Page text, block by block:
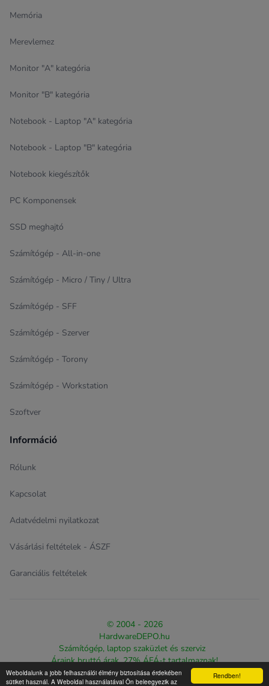
Rendben!
Weboldalunk a jobb felhasználói élmény biztosítása érdekében
sütiket használ. A Weboldal használatával Ön beleegyezik az
Memória
Merevlemez
Monitor "A" kategória
Monitor "B" kategória
Notebook - Laptop "A" kategória
Notebook - Laptop "B" kategória
Notebook kiegészítők
PC Komponensek
SSD meghajtó
Számítógép - All-in-one
Számítógép - Micro / Tiny / Ultra
Számítógép - SFF
Számítógép - Szerver
Számítógép - Torony
Számítógép - Workstation
Szoftver
Információ
Rólunk
Kapcsolat
Adatvédelmi nyilatkozat
Vásárlási feltételek - ÁSZF
Garanciális feltételek
© 2004 - 2026
HardwareDEPO.hu
Számítógép, laptop szaküzlet és szerviz
Áraink bruttó árak, 27% ÁFÁ-t tartalmaznak!
Design & eCommerce solution proudly created byThe Web